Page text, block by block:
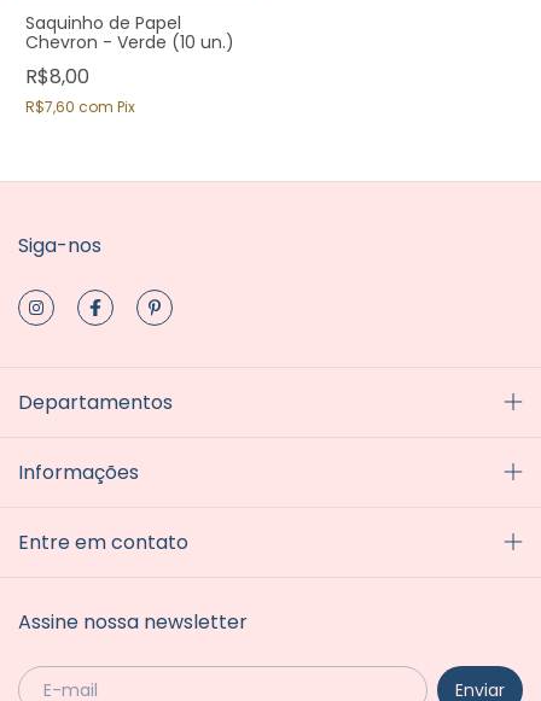
Saquinho de Papel
Chevron - Verde (10 un.)
R$8,00
R$7,60 com Pix
Siga-nos
Departamentos
Informações
Entre em contato
Assine nossa newsletter